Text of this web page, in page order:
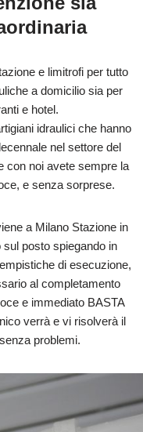
e limitrofi per tutto
a domicilio sia per
e hotel.
idraulici che hanno
nel settore del
con noi avete sempre la
e senza sorprese.
a Milano Stazione in
posto spiegando in
di esecuzione,
al completamento
e immediato BASTA
verrà e vi risolverà il
problemi.